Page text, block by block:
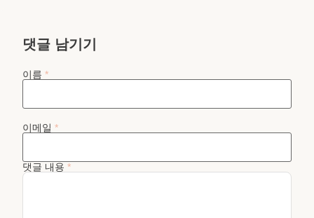
댓글 남기기
이름 *
이메일 *
댓글 내용 *